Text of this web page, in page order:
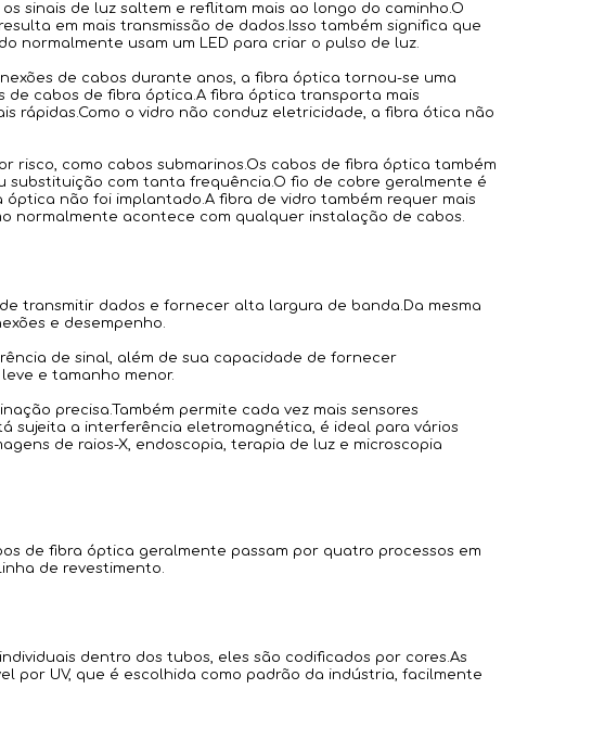
sinais de luz saltem e reflitam mais ao longo do caminho.O
em mais transmissão de dados.Isso também significa que
normalmente usam um LED para criar o pulso de luz.
de cabos durante anos, a fibra óptica tornou-se uma
cabos de fibra óptica.A fibra óptica transporta mais
rápidas.Como o vidro não conduz eletricidade, a fibra ótica não
risco, como cabos submarinos.Os cabos de fibra óptica também
substituição com tanta frequência.O fio de cobre geralmente é
não foi implantado.A fibra de vidro também requer mais
normalmente acontece com qualquer instalação de cabos.
transmitir dados e fornecer alta largura de banda.Da mesma
e desempenho.
de sinal, além de sua capacidade de fornecer
e tamanho menor.
precisa.Também permite cada vez mais sensores
sujeita a interferência eletromagnética, é ideal para vários
de raios-X, endoscopia, terapia de luz e microscopia
de fibra óptica geralmente passam por quatro processos em
de revestimento.
dentro dos tubos, eles são codificados por cores.As
por UV, que é escolhida como padrão da indústria, facilmente